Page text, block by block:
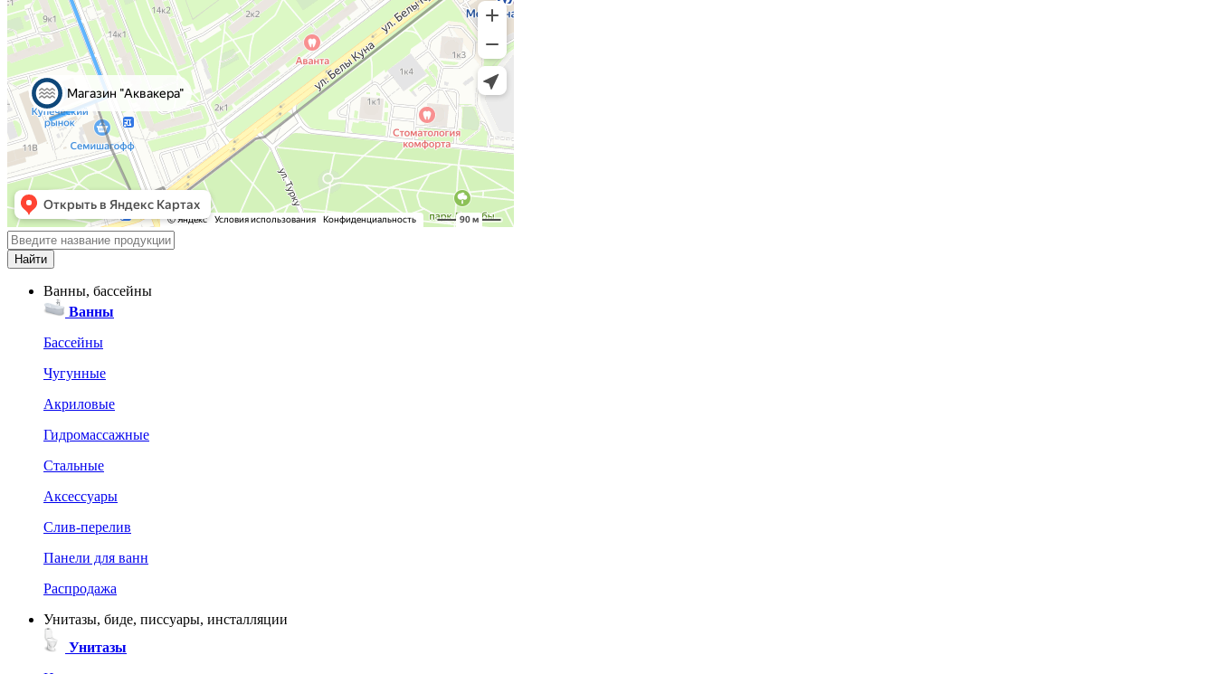
Ванны, бассейны
Ванны
Бассейны
Чугунные
Акриловые
Гидромассажные
Стальные
Аксессуары
Слив-перелив
Панели для ванн
Распродажа
Унитазы, биде, писсуары, инсталляции
Унитазы